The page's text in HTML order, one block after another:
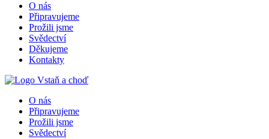
O nás
Připravujeme
Prožili jsme
Svědectví
Děkujeme
Kontakty
O nás
Připravujeme
Prožili jsme
Svědectví